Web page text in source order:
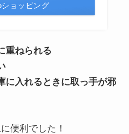
ショッピング
重ねられる
に入れるときに取っ手が邪
便利でした！